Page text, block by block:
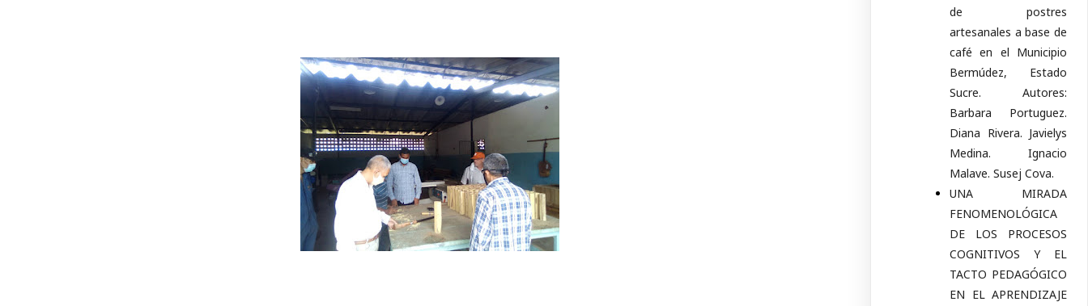
de postres
artesanales a base de
café en el Municipio
Bermúdez, Estado
Sucre. Autores:
Barbara Portuguez.
Diana Rivera. Javielys
Medina. Ignacio
Malave. Susej Cova.
UNA MIRADA
FENOMENOLÓGICA
DE LOS PROCESOS
COGNITIVOS Y EL
TACTO PEDAGÓGICO
EN EL APRENDIZAJE